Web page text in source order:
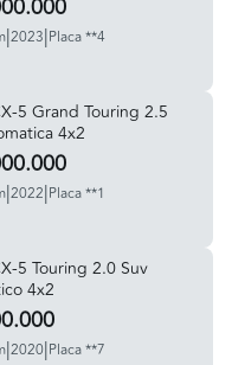
|2023|Placa **4
5 Grand Touring 2.5
4x2
|2022|Placa **1
5 Touring 2.0 Suv
4x2
|2020|Placa **7